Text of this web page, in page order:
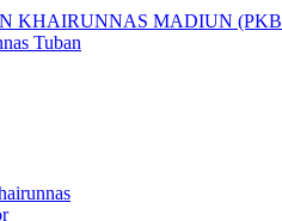
KHAIRUNNAS MADIUN
Tuban